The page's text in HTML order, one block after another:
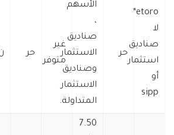
etoro*
لا
صناديق
استثمار
أو
sipp
حر
الأسهم
،
صناديق
الاستثمار
وصناديق
الاستثمار
المتداولة.
غير
متوفر
حر
7.50